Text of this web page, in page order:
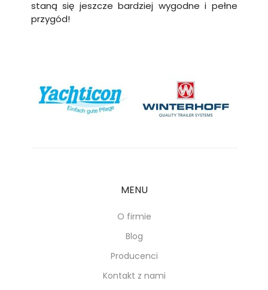
staną się jeszcze bardziej wygodne i pełne
przygód!
MENU
O firmie
Blog
Producenci
Kontakt z nami